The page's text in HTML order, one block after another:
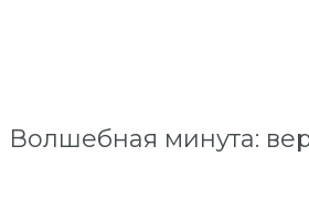
Волшебная минута: